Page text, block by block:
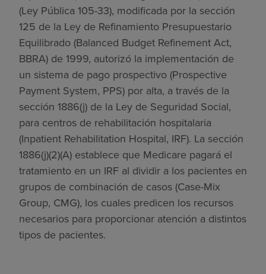
(Ley Pública 105-33), modificada por la sección
125 de la Ley de Refinamiento Presupuestario
Equilibrado (Balanced Budget Refinement Act,
BBRA) de 1999, autorizó la implementación de
un sistema de pago prospectivo (Prospective
Payment System, PPS) por alta, a través de la
sección 1886(j) de la Ley de Seguridad Social,
para centros de rehabilitación hospitalaria
(Inpatient Rehabilitation Hospital, IRF). La sección
1886(j)(2)(A) establece que Medicare pagará el
tratamiento en un IRF al dividir a los pacientes en
grupos de combinación de casos (Case-Mix
Group, CMG), los cuales predicen los recursos
necesarios para proporcionar atención a distintos
tipos de pacientes.